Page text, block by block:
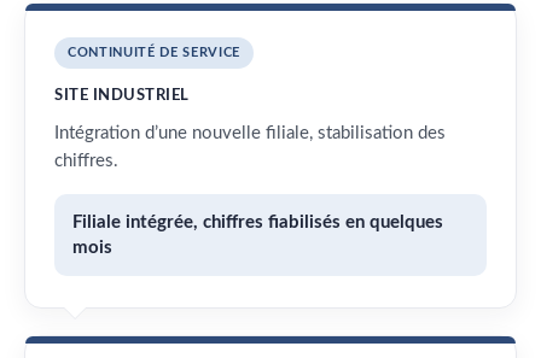
CONTINUITÉ DE SERVICE
SITE INDUSTRIEL
Intégration d’une nouvelle filiale, stabilisation des
chiffres.
Filiale intégrée, chiffres fiabilisés en quelques
mois